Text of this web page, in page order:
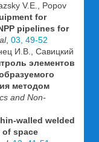
V.E., Popov
for
pipelines for
, 03, 49-52
И.В., Савицкий
элементов
методом
and Non-
walled welded
of space